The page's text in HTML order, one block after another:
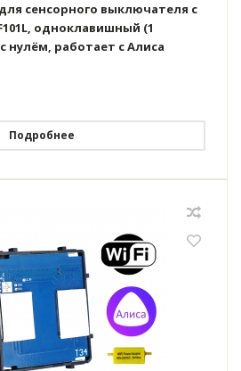
сенсорного выключателя с
одноклавишный (1
нулём, работает с Алиса
Подробнее